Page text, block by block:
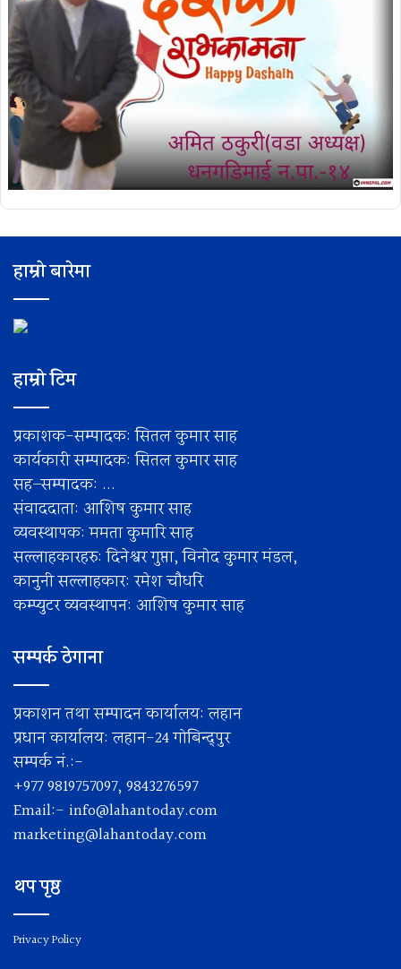
हाम्रो बारेमा
हाम्रो टिम
प्रकाशक-सम्पादक: सितल कुमार साह
कार्यकारी सम्पादक: सितल कुमार साह
सह–सम्पादक: ...
संवाददाता: आशिष कुमार साह
व्यवस्थापक: ममता कुमारि साह
सल्लाहकारहरु: दिनेश्वर गुप्ता, विनोद कुमार मंडल,
कानुनी सल्लाहकार: रमेश चाैधरि
कम्प्युटर व्यवस्थापन: आशिष कुमार साह
सम्पर्क ठेगाना
प्रकाशन तथा सम्पादन कार्यालय: लहान
प्रधान कार्यालय: लहान-24 गोबिन्द्पुर
सम्पर्क नं.:-
+977 9819757097, 9843276597
Email:- info@lahantoday.com
marketing@lahantoday.com
थप पृष्ठ
Privacy Policy